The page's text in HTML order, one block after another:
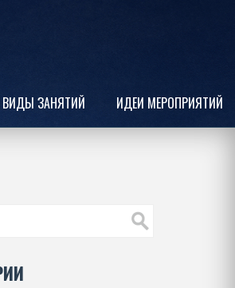
ВИДЫ ЗАНЯТИЙ ИДЕИ МЕРОПРИЯТИЙ